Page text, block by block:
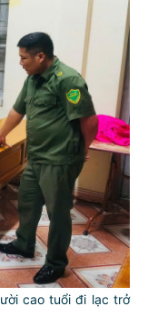
cao tuổi đi lạc trở
LÀ: